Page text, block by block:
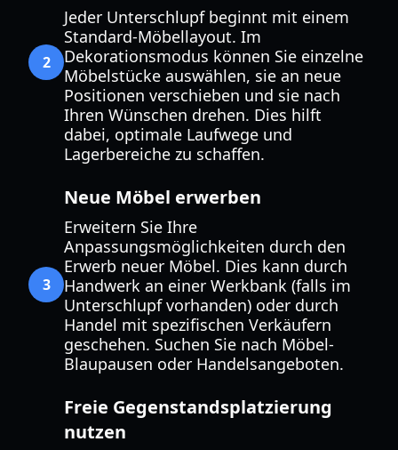
2
Jeder Unterschlupf beginnt mit einem
Standard-Möbellayout. Im
Dekorationsmodus können Sie einzelne
Möbelstücke auswählen, sie an neue
Positionen verschieben und sie nach
Ihren Wünschen drehen. Dies hilft
dabei, optimale Laufwege und
Lagerbereiche zu schaffen.
3
Neue Möbel erwerben
Erweitern Sie Ihre
Anpassungsmöglichkeiten durch den
Erwerb neuer Möbel. Dies kann durch
Handwerk an einer Werkbank (falls im
Unterschlupf vorhanden) oder durch
Handel mit spezifischen Verkäufern
geschehen. Suchen Sie nach Möbel-
Blaupausen oder Handelsangeboten.
Freie Gegenstandsplatzierung
nutzen